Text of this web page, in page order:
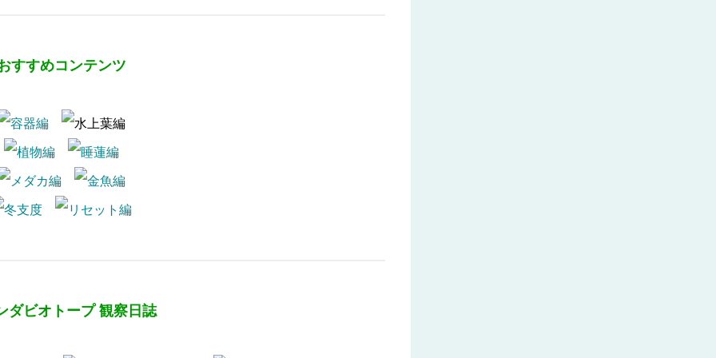
すすめコンテンツ
ダビオトープ 観察日誌